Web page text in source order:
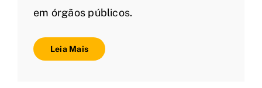
em órgãos públicos.
Leia Mais